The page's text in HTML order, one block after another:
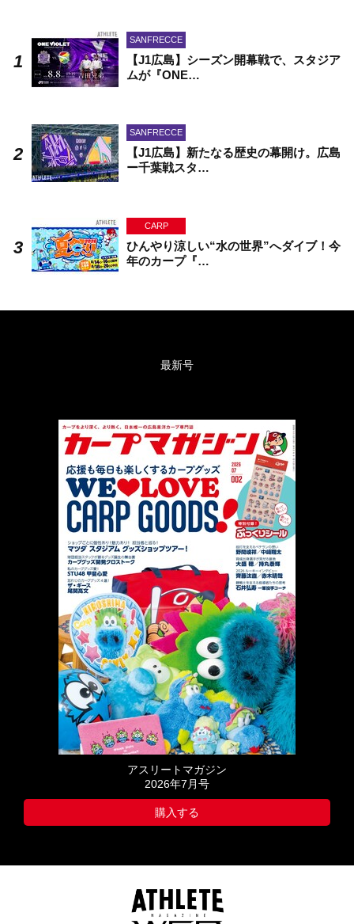
SANFRECCE
【J1広島】シーズン開幕戦で、スタジア
ムが『ONE…
SANFRECCE
【J1広島】新たなる歴史の幕開け。広島
ー千葉戦スタ…
CARP
ひんやり涼しい“水の世界”へダイブ！今
年のカープ『…
最新号
アスリートマガジン
2026年7月号
購入する